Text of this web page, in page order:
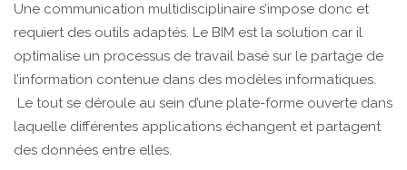
Une communication multidisciplinaire s’impose donc et
requiert des outils adaptés. Le BIM est la solution car il
optimalise un processus de travail basé sur le partage de
l’information contenue dans des modèles informatiques.
Le tout se déroule au sein d’une plate-forme ouverte dans
laquelle différentes applications échangent et partagent
des données entre elles.